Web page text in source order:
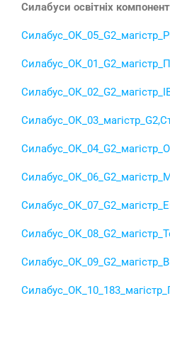
Силабуси освітніх